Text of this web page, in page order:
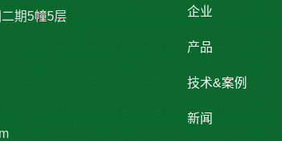
期5幢5层 企业
产品
技术&案例
新闻